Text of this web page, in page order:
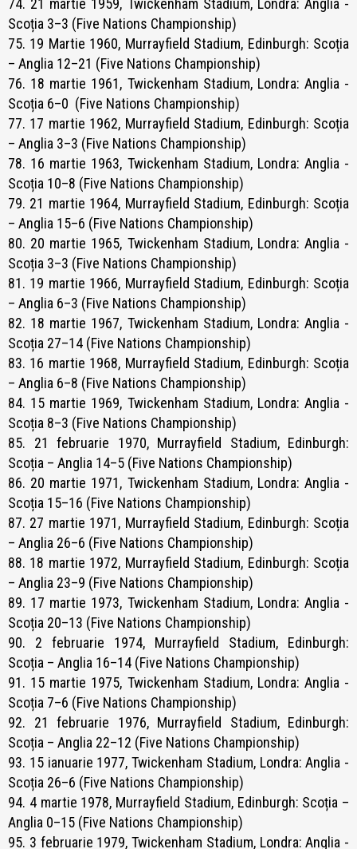
74. 21 martie 1959, Twickenham Stadium, Londra: Anglia -
Scoția 3–3 (Five Nations Championship)
75. 19 Martie 1960, Murrayfield Stadium, Edinburgh: Scoția
– Anglia 12–21 (Five Nations Championship)
76. 18 martie 1961, Twickenham Stadium, Londra: Anglia -
Scoția 6–0 (Five Nations Championship)
77. 17 martie 1962, Murrayfield Stadium, Edinburgh: Scoția
– Anglia 3–3 (Five Nations Championship)
78. 16 martie 1963, Twickenham Stadium, Londra: Anglia -
Scoția 10–8 (Five Nations Championship)
79. 21 martie 1964, Murrayfield Stadium, Edinburgh: Scoția
– Anglia 15–6 (Five Nations Championship)
80. 20 martie 1965, Twickenham Stadium, Londra: Anglia -
Scoția 3–3 (Five Nations Championship)
81. 19 martie 1966, Murrayfield Stadium, Edinburgh: Scoția
– Anglia 6–3 (Five Nations Championship)
82. 18 martie 1967, Twickenham Stadium, Londra: Anglia -
Scoția 27–14 (Five Nations Championship)
83. 16 martie 1968, Murrayfield Stadium, Edinburgh: Scoția
– Anglia 6–8 (Five Nations Championship)
84. 15 martie 1969, Twickenham Stadium, Londra: Anglia -
Scoția 8–3 (Five Nations Championship)
85. 21 februarie 1970, Murrayfield Stadium, Edinburgh:
Scoția – Anglia 14–5 (Five Nations Championship)
86. 20 martie 1971, Twickenham Stadium, Londra: Anglia -
Scoția 15–16 (Five Nations Championship)
87. 27 martie 1971, Murrayfield Stadium, Edinburgh: Scoția
– Anglia 26–6 (Five Nations Championship)
88. 18 martie 1972, Murrayfield Stadium, Edinburgh: Scoția
– Anglia 23–9 (Five Nations Championship)
89. 17 martie 1973, Twickenham Stadium, Londra: Anglia -
Scoția 20–13 (Five Nations Championship)
90. 2 februarie 1974, Murrayfield Stadium, Edinburgh:
Scoția – Anglia 16–14 (Five Nations Championship)
91. 15 martie 1975, Twickenham Stadium, Londra: Anglia -
Scoția 7–6 (Five Nations Championship)
92. 21 februarie 1976, Murrayfield Stadium, Edinburgh:
Scoția – Anglia 22–12 (Five Nations Championship)
93. 15 ianuarie 1977, Twickenham Stadium, Londra: Anglia -
Scoția 26–6 (Five Nations Championship)
94. 4 martie 1978, Murrayfield Stadium, Edinburgh: Scoția –
Anglia 0–15 (Five Nations Championship)
95. 3 februarie 1979, Twickenham Stadium, Londra: Anglia -